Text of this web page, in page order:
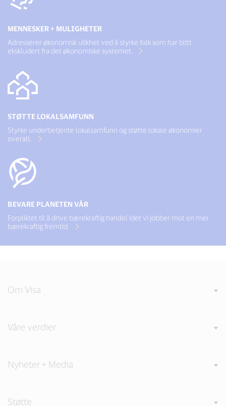
MENNESKER + MULIGHETER
Adresserer økonomisk ulikhet ved å styrke folk som har blitt
ekskludert fra det økonomiske systemet.
STØTTE LOKALSAMFUNN
Styrke underbetjente lokalsamfunn og støtte lokale økonomier
overalt.
BEVARE PLANETEN VÅR
Forpliktet til å drive bærekraftig handel idet vi jobber mot en mer
bærekraftig fremtid.
Om Visa
Våre verdier
Nyheter + Media
Støtte